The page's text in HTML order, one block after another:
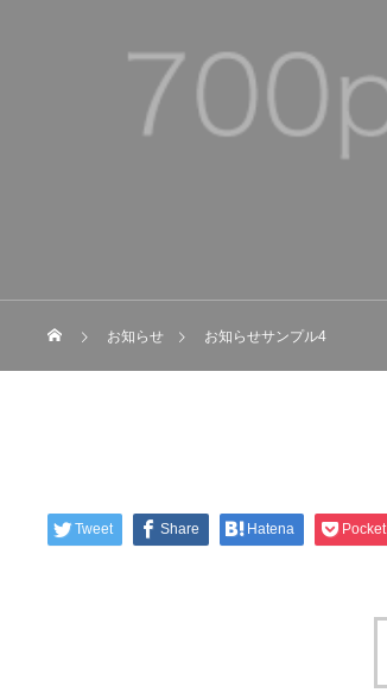
お知らせ お知らせサンプル4
Tweet Share Hatena Pocket